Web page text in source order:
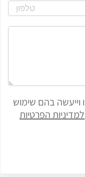
וייעשה בהם שימוש
למדיניות הפרטיות